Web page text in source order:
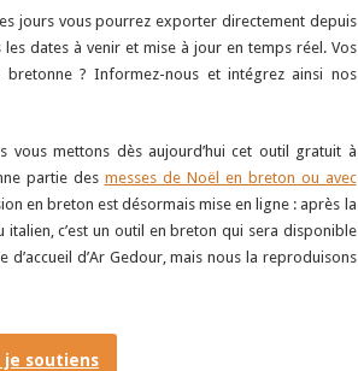
jours vous pourrez exporter directement depuis
dates à venir et mise à jour en temps réel. Vos
? Informez-nous et intégrez ainsi nos
mettons dès aujourd’hui cet outil gratuit à
partie des messes de Noël en breton ou avec
en breton est désormais mise en ligne : après la
c’est un outil en breton qui sera disponible
d’Ar Gedour, mais nous la reproduisons
je soutiens